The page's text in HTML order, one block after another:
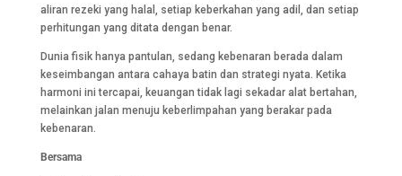
aliran rezeki yang halal, setiap keberkahan yang adil, dan setiap
perhitungan yang ditata dengan benar.
Dunia fisik hanya pantulan, sedang kebenaran berada dalam
keseimbangan antara cahaya batin dan strategi nyata. Ketika
harmoni ini tercapai, keuangan tidak lagi sekadar alat bertahan,
melainkan jalan menuju keberlimpahan yang berakar pada
kebenaran.
Bersama